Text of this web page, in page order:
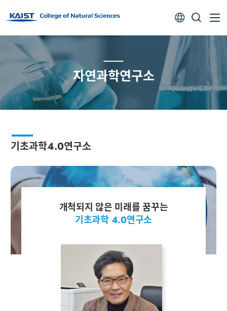
자연과학연구소
기초과학4.0연구소
개척되지 않은 미래를 꿈꾸는
기초과학 4.0연구소